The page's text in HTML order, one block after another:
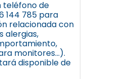
teléfono de
144 785 para
relacionada con
alergias,
monitores...).
disponible de